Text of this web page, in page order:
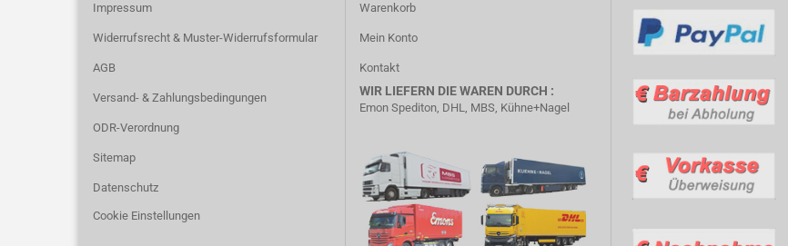
Impressum
Widerrufsrecht & Muster-Widerrufsformular
AGB
Versand- & Zahlungsbedingungen
ODR-Verordnung
Sitemap
Datenschutz
Cookie Einstellungen
Warenkorb
Mein Konto
Kontakt
WIR LIEFERN DIE WAREN DURCH :
Emon Spediton, DHL, MBS, Kühne+Nagel